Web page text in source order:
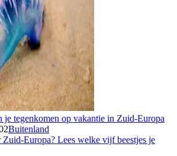
je tegenkomen op vakantie in Zuid-Europa
Buitenland
Zuid-Europa? Lees welke vijf beestjes je